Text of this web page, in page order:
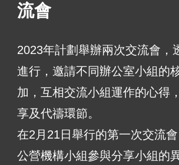
流會
2023年計劃舉辦兩次交流會，
進行，邀請不同辦公室小組的
加，互相交流小組運作的心得
享及代禱環節。
在2月21日舉行的第一次交流
公營機構小組參與分享小組的